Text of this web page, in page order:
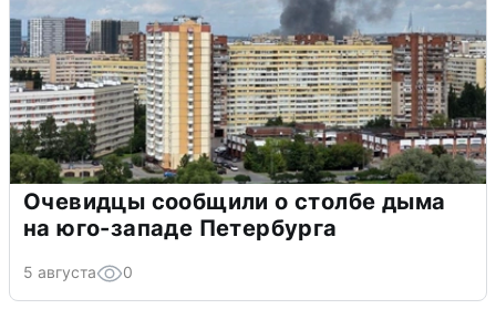
Очевидцы сообщили о столбе дыма
на юго-западе Петербурга
5 августа 0